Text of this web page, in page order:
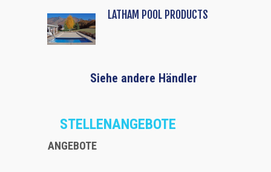
LATHAM POOL PRODUCTS
Siehe andere Händler
STELLENANGEBOTE
ANGEBOTE